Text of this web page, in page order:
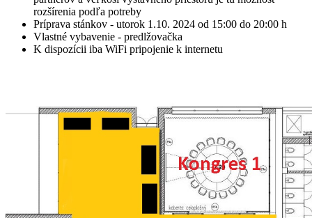
rozšírenia podľa potreby
Príprava stánkov - utorok 1.10. 2024 od 15:00 do 20:00 h
Vlastné vybavenie - predlžovačka
K dispozícii iba WiFi pripojenie k internetu